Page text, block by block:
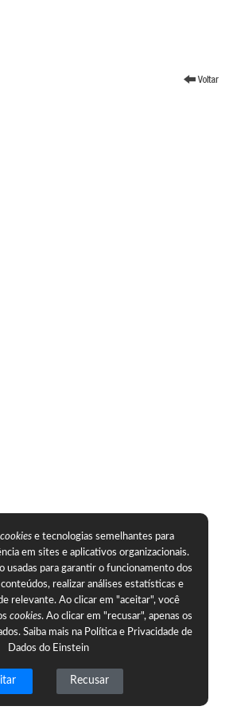
cookies e tecnologias semelhantes para
em sites e aplicativos organizacionais.
usadas para garantir o funcionamento dos
realizar análises estatísticas e
relevante. Ao clicar em "aceitar", você
cookies. Ao clicar em "recusar", apenas os
Saiba mais na Política e Privacidade de
Dados do Einstein
Recusar